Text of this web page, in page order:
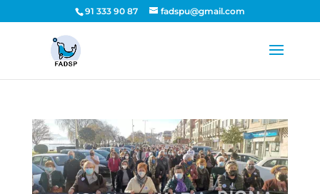
91 333 90 87 fadspu@gmail.com